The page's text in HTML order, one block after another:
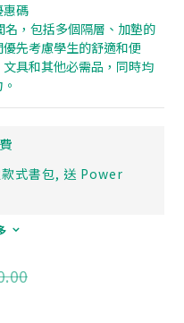
惠碼
名，包括多個隔層、加墊的
先考慮學生的舒適和便
具和其他必需品，同時均
式書包, 送 Power